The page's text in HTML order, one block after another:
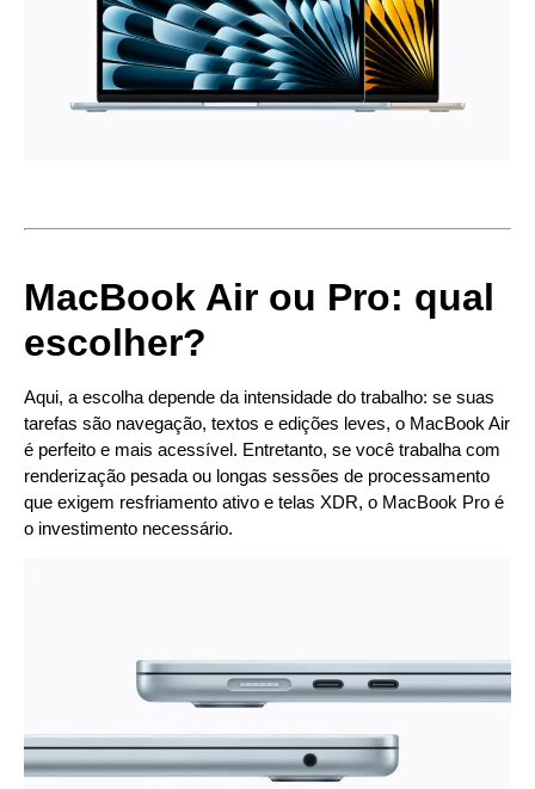
MacBook Air ou Pro: qual
escolher?
Aqui, a escolha depende da intensidade do trabalho: se suas
tarefas são navegação, textos e edições leves, o MacBook Air
é perfeito e mais acessível. Entretanto, se você trabalha com
renderização pesada ou longas sessões de processamento
que exigem resfriamento ativo e telas XDR, o MacBook Pro é
o investimento necessário.